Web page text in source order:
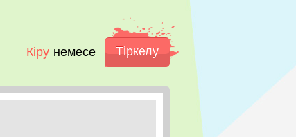
Кіру немесе Тіркелу